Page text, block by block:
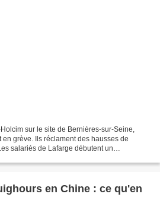
sur le site de Bernières-sur-Seine,
en grève. Ils réclament des hausses de
salariés de Lafarge débutent un
en Chine : ce qu'en